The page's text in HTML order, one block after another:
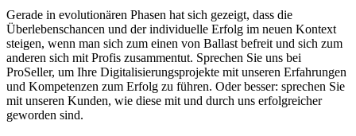
Gerade in evolutionären Phasen hat sich gezeigt, dass die
Überlebenschancen und der individuelle Erfolg im neuen Kontext
steigen, wenn man sich zum einen von Ballast befreit und sich zum
anderen sich mit Profis zusammentut. Sprechen Sie uns bei
ProSeller, um Ihre Digitalisierungsprojekte mit unseren Erfahrungen
und Kompetenzen zum Erfolg zu führen. Oder besser: sprechen Sie
mit unseren Kunden, wie diese mit und durch uns erfolgreicher
geworden sind.